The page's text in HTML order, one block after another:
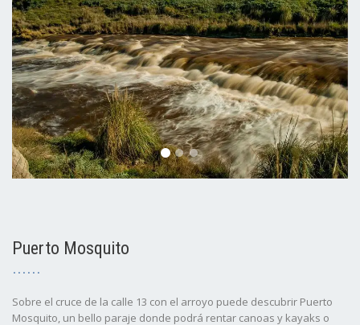
Puerto Mosquito
Sobre el cruce de la calle 13 con el arroyo puede descubrir Puerto
Mosquito, un bello paraje donde podrá rentar canoas y kayaks o